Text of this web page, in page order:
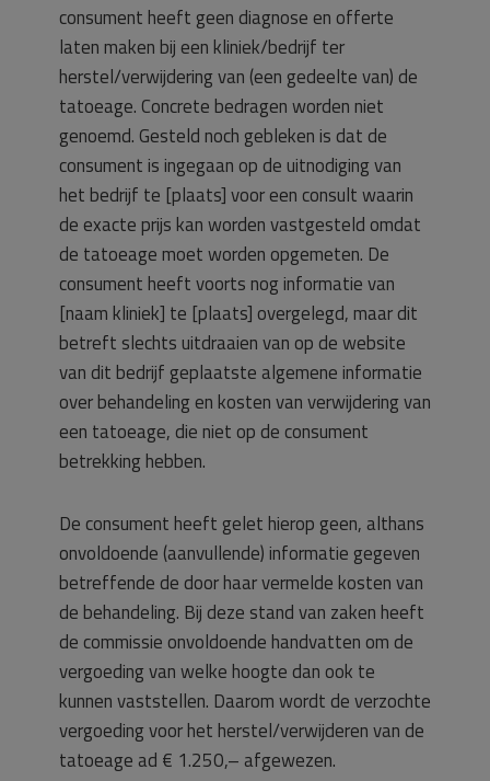
consument heeft geen diagnose en offerte
laten maken bij een kliniek/bedrijf ter
herstel/verwijdering van (een gedeelte van) de
tatoeage. Concrete bedragen worden niet
genoemd. Gesteld noch gebleken is dat de
consument is ingegaan op de uitnodiging van
het bedrijf te [plaats] voor een consult waarin
de exacte prijs kan worden vastgesteld omdat
de tatoeage moet worden opgemeten. De
consument heeft voorts nog informatie van
[naam kliniek] te [plaats] overgelegd, maar dit
betreft slechts uitdraaien van op de website
van dit bedrijf geplaatste algemene informatie
over behandeling en kosten van verwijdering van
een tatoeage, die niet op de consument
betrekking hebben.
De consument heeft gelet hierop geen, althans
onvoldoende (aanvullende) informatie gegeven
betreffende de door haar vermelde kosten van
de behandeling. Bij deze stand van zaken heeft
de commissie onvoldoende handvatten om de
vergoeding van welke hoogte dan ook te
kunnen vaststellen. Daarom wordt de verzochte
vergoeding voor het herstel/verwijderen van de
tatoeage ad € 1.250,– afgewezen.